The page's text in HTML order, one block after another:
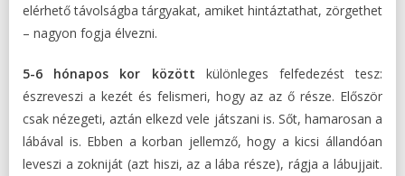
elérhető távolságba tárgyakat, amiket hintáztathat, zörgethet
– nagyon fogja élvezni.
5-6 hónapos kor között különleges felfedezést tesz:
észreveszi a kezét és felismeri, hogy az az ő része. Először
csak nézegeti, aztán elkezd vele játszani is. Sőt, hamarosan a
lábával is. Ebben a korban jellemző, hogy a kicsi állandóan
leveszi a zokniját (azt hiszi, az a lába része), rágja a lábujjait.